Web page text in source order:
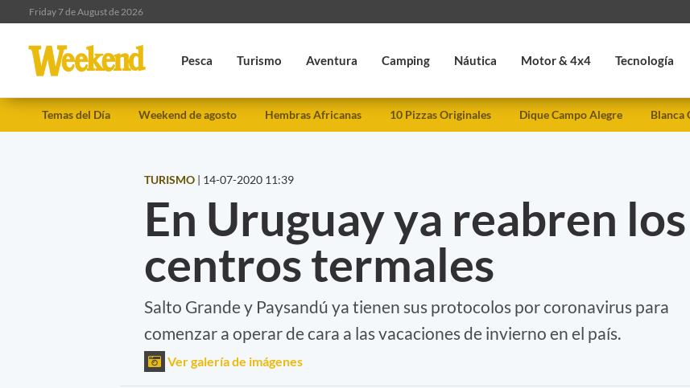
Friday 7 de August de 2026
Pesca Turismo Aventura Camping Náutica Motor & 4x4 Tecnología
Temas del Día Weekend de agosto Hembras Africanas 10 Pizzas Originales Dique Campo Alegre Blanca
TURISMO | 14-07-2020 11:39
En Uruguay ya reabren los
centros termales
Salto Grande y Paysandú ya tienen sus protocolos por coronavirus para
comenzar a operar de cara a las vacaciones de invierno en el país.
Ver galería de imágenes